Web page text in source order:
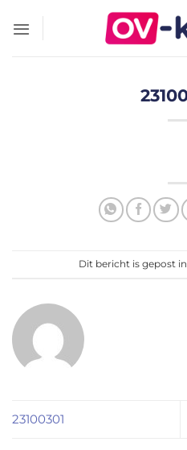
naar
Dit bericht is gepost
23100301